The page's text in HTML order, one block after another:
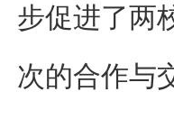
步促进了两
次的合作与